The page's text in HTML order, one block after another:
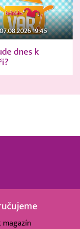
07.08.2026 19:45
dnes k
magazín